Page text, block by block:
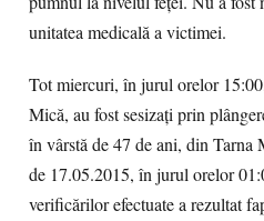
unitatea medicală a victimei.
Tot miercuri, în jurul orelor
Mică, au fost sesizaţi prin
în vârstă de 47 de ani, din Tarna
de 17.05.2015, în jurul orelor
verificărilor efectuate a rezultat